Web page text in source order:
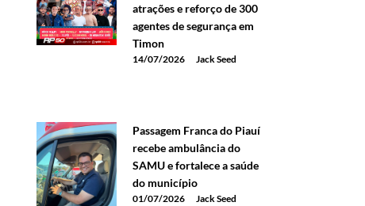
atrações e reforço de 300
agentes de segurança em
Timon
14/07/2026 Jack Seed
Passagem Franca do Piauí
recebe ambulância do
SAMU e fortalece a saúde
do município
01/07/2026 Jack Seed